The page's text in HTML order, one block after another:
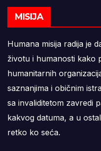
MISIJA
Humana misija radija je
životu i humanosti kako
humanitarnih
saznanjima i običnim
sa invaliditetom zavredi
kakvog datuma, a u
retko ko seća.